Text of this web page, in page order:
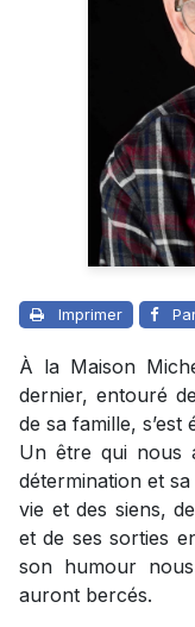
Imprimer
À la Maison
dernier, entouré
de sa famille,
Un être qui nous
détermination et
vie et des siens,
et de ses sorties
son humour
auront bercés.